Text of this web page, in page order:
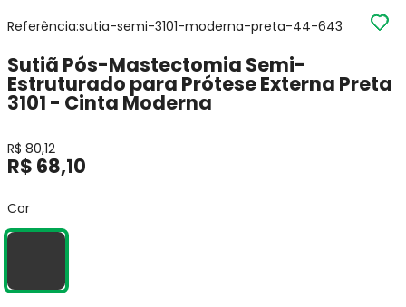
Referência:sutia-semi-3101-moderna-preta-44-643
Sutiã Pós-Mastectomia Semi-
Estruturado para Prótese Externa Preta
3101 - Cinta Moderna
R$ 80,12
R$ 68,10
Cor